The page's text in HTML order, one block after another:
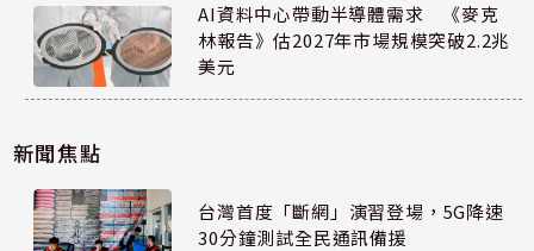
AI資料中心帶動半導體需求 《麥克
林報告》估2027年市場規模突破2.2兆
美元
新聞焦點
台灣首度「斷網」演習登場，5G降速
30分鐘測試全民通訊備援